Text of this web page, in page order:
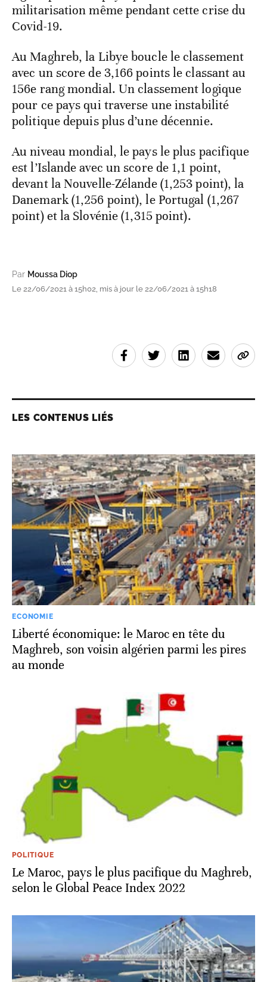
militarisation même pendant cette crise du
Covid-19.
Au Maghreb, la Libye boucle le classement
avec un score de 3,166 points le classant au
156e rang mondial. Un classement logique
pour ce pays qui traverse une instabilité
politique depuis plus d’une décennie.
Au niveau mondial, le pays le plus pacifique
est l’Islande avec un score de 1,1 point,
devant la Nouvelle-Zélande (1,253 point), la
Danemark (1,256 point), le Portugal (1,267
point) et la Slovénie (1,315 point).
Par Moussa Diop
Le 22/06/2021 à 15h02, mis à jour le 22/06/2021 à 15h18
LES CONTENUS LIÉS
ECONOMIE
Liberté économique: le Maroc en tête du
Maghreb, son voisin algérien parmi les pires
au monde
POLITIQUE
Le Maroc, pays le plus pacifique du Maghreb,
selon le Global Peace Index 2022